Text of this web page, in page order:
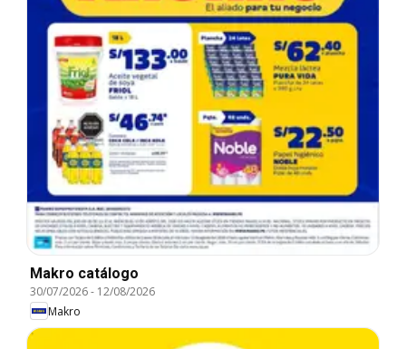
Makro catálogo
30/07/2026- 12/08/2026
Makro